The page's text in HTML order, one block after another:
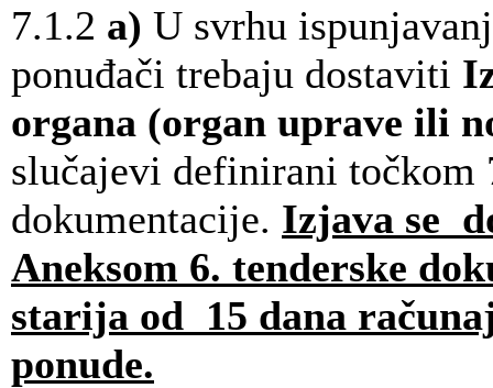
7.1.2 a) U svrhu
ponuđači trebaju dostaviti
organa (organ uprave ili
slučajevi definirani točkom
dokumentacije. Izjava se
Aneksom 6. tenderske
starija od 15 dana
ponude.